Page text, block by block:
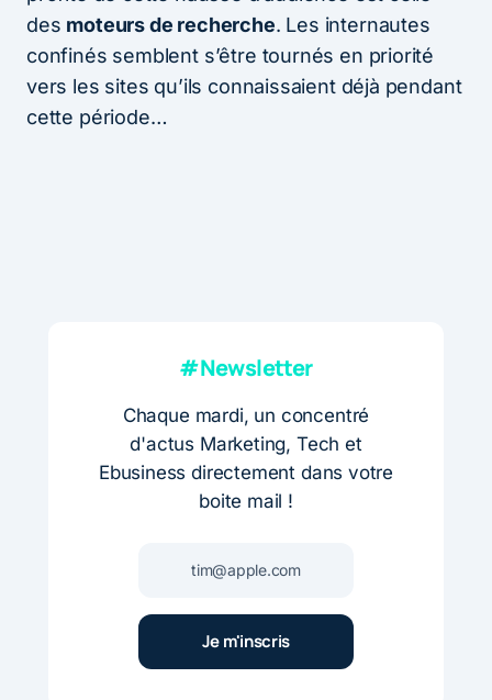
des moteurs de recherche. Les internautes
confinés semblent s’être tournés en priorité
vers les sites qu’ils connaissaient déjà pendant
cette période…
#Newsletter
Chaque mardi, un concentré
d'actus Marketing, Tech et
Ebusiness directement dans votre
boite mail !